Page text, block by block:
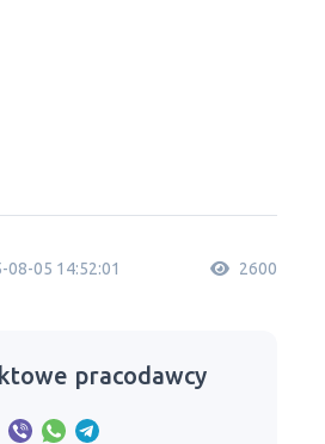
08-05 14:52:01 2600
pracodawcy